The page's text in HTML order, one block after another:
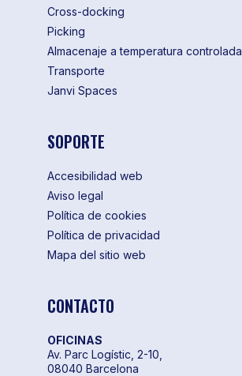
Cross-docking
Picking
Almacenaje a temperatura controlada
Transporte
Janvi Spaces
SOPORTE
Accesibilidad web
Aviso legal
Política de cookies
Política de privacidad
Mapa del sitio web
CONTACTO
OFICINAS
Av. Parc Logístic, 2-10,
08040 Barcelona